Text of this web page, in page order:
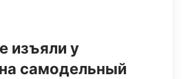
изъяли у
самодельный